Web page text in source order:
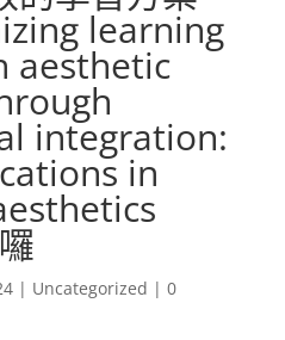
learning
aesthetic
integration:
in
| Uncategorized | 0